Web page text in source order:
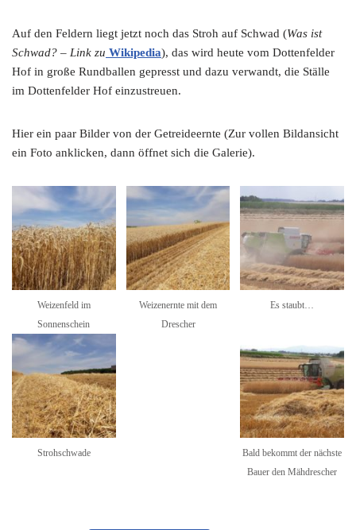
Auf den Feldern liegt jetzt noch das Stroh auf Schwad (Was ist
Schwad? – Link zu Wikipedia), das wird heute vom Dottenfelder
Hof in große Rundballen gepresst und dazu verwandt, die Ställe
im Dottenfelder Hof einzustreuen.
Hier ein paar Bilder von der Getreideernte (Zur vollen Bildansicht
ein Foto anklicken, dann öffnet sich die Galerie).
Weizenfeld im
Sonnenschein
Weizenernte mit dem
Drescher
Es staubt…
Strohschwade
Bald bekommt der nächste
Bauer den Mähdrescher